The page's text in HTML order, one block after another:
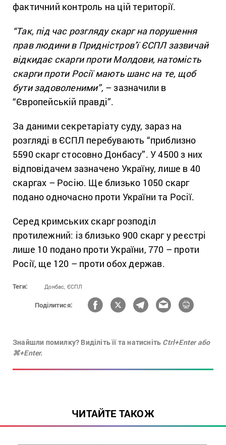
фактичний контроль на цій території.
“Так, під час розгляду скарг на порушення
прав людини в Придністров’ї ЄСПЛ зазвичай
відкидає скарги проти Молдови, натомість
скарги проти Росії мають шанс на те, щоб
бути задоволеними”,– зазначили в
“Європейській правді”.
За даними секретаріату суду, зараз на
розгляді в ЄСПЛ перебувають “приблизно
5590 скарг стосовно Донбасу”. У 4500 з них
відповідачем зазначено Україну, лише в 40
скаргах – Росію. Ще близько 1050 скарг
подано одночасно проти України та Росії.
Серед кримських скарг розподіл
протилежний: із близько 900 скарг у реєстрі
лише 10 подано проти України, 770 – проти
Росії, ще 120 – проти обох держав.
Теги: Донбас, ЄСПЛ
Поділитися:
Знайшли помилку? Виділіть її та натисніть Ctrl+Enter або
⌘+Enter.
ЧИТАЙТЕ ТАКОЖ